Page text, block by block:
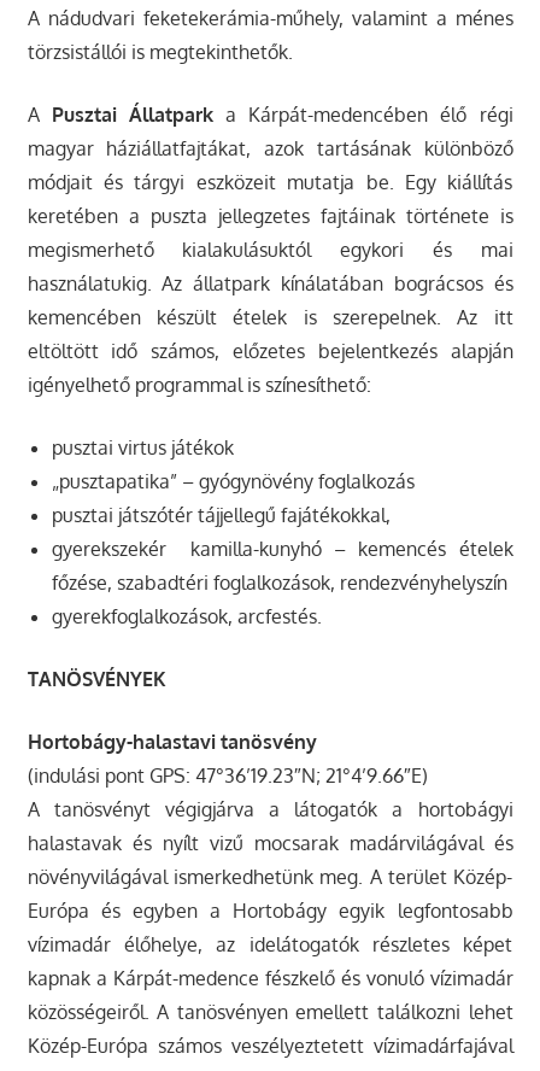
A nádudvari feketekerámia-műhely, valamint a ménes
törzsistállói is megtekinthetők.
A Pusztai Állatparka Kárpát-medencében élő régi
magyar háziállatfajtákat, azok tartásának különböző
módjait és tárgyi eszközeit mutatja be. Egy kiállítás
keretében a puszta jellegzetes fajtáinak története is
megismerhető kialakulásuktól egykori és mai
használatukig. Az állatpark kínálatában bográcsos és
kemencében készült ételek is szerepelnek. Az itt
eltöltött idő számos, előzetes bejelentkezés alapján
igényelhető programmal is színesíthető:
pusztai virtus játékok
„pusztapatika” – gyógynövény foglalkozás
pusztai játszótér tájjellegű fajátékokkal,
gyerekszekér kamilla-kunyhó – kemencés ételek
főzése, szabadtéri foglalkozások, rendezvényhelyszín
gyerekfoglalkozások, arcfestés.
TANÖSVÉNYEK
Hortobágy-halastavi tanösvény
(indulási pont GPS: 47°36’19.23″N; 21°4’9.66″E)
A tanösvényt végigjárva a látogatók a hortobágyi
halastavak és nyílt vizű mocsarak madárvilágával és
növényvilágával ismerkedhetünk meg. A terület Közép-
Európa és egyben a Hortobágy egyik legfontosabb
vízimadár élőhelye, az idelátogatók részletes képet
kapnak a Kárpát-medence fészkelő és vonuló vízimadár
közösségeiről. A tanösvényen emellett találkozni lehet
Közép-Európa számos veszélyeztetett vízimadárfajával